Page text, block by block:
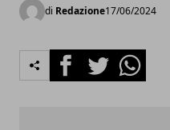
di Redazione17/06/2024
FacebookTwitterWhatsapp